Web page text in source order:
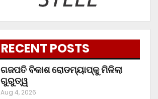
RECENT POSTS
ଗଜପତି ବିକାଶ ରୋଡମ୍ୟାପ୍‌କୁ ମିଳିଲା
ଗୁରୁତ୍ୱ
Aug 4, 2026